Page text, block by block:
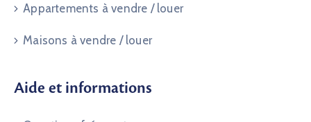
Appartements à vendre / louer
Maisons à vendre / louer
Aide et informations